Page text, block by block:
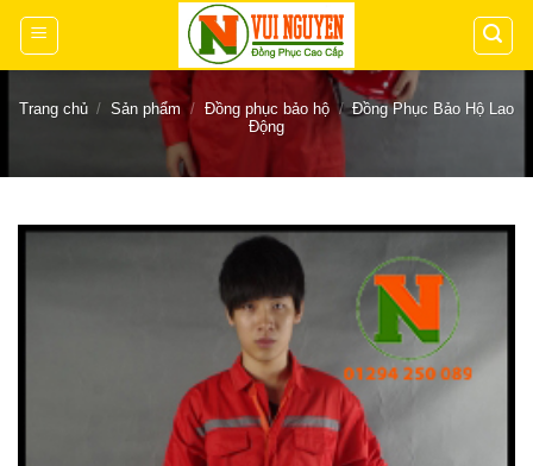
Chuyển
nội
dungTrang chủ / Sản phẩm / Đồng phục bảo hộ / Đồng Phục Bảo Hộ Lao
Động